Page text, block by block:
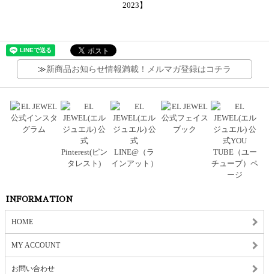
2023】
≫新商品お知らせ情報満載！メルマガ登録はコチラ
INFORMATION
HOME
MY ACCOUNT
お問い合わせ